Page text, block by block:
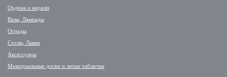
Ордена и медали
Вазы, Лампады
Ограды
Столы, Лавки
Аксессуары
Мемориальные доски и литые таблички